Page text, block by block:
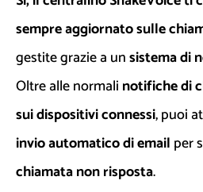
sempre aggiornato sulle
gestite grazie a unsistema di
Oltre alle normali notifiche di
sui dispositivi connessi, puoi
invio automatico di email per
chiamata non risposta.